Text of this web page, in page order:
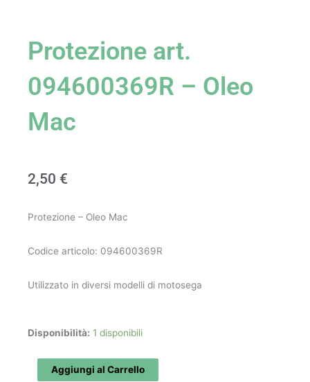
Protezione art.
094600369R – Oleo
Mac
2,50 €
Protezione – Oleo Mac
Codice articolo: 094600369R
Utilizzato in diversi modelli di motosega
Disponibilità: 1 disponibili
Protezione
094600369R
Aggiungi al Carrello